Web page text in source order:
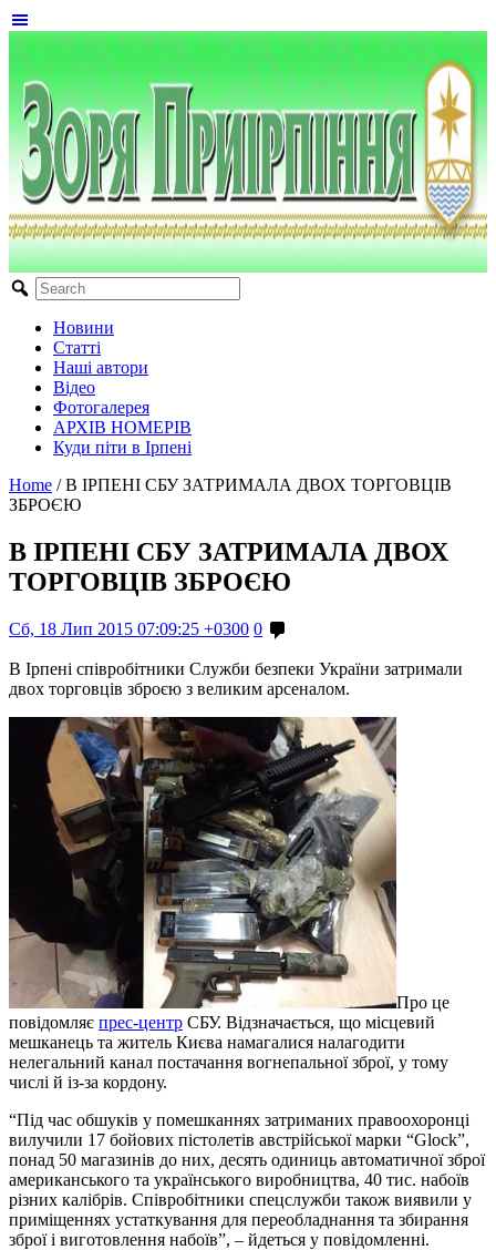
Новини
Статті
Наші автори
Відео
Фотогалерея
АРХІВ НОМЕРІВ
Куди піти в Ірпені
Home / В ІРПЕНІ СБУ ЗАТРИМАЛА ДВОХ ТОРГОВЦІВ
ЗБРОЄЮ
В ІРПЕНІ СБУ ЗАТРИМАЛА ДВОХ
ТОРГОВЦІВ ЗБРОЄЮ
Сб, 18 Лип 2015 07:09:25 +0300 0
В Ірпені співробітники Служби безпеки України затримали
двох торговців зброєю з великим арсеналом.
Про це
повідомляє прес-центр СБУ. Відзначається, що місцевий
мешканець та житель Києва намагалися налагодити
нелегальний канал постачання вогнепальної зброї, у тому
числі й із-за кордону.
“Під час обшуків у помешканнях затриманих правоохоронці
вилучили 17 бойових пістолетів австрійської марки “Glock”,
понад 50 магазинів до них, десять одиниць автоматичної зброї
американського та українського виробництва, 40 тис. набоїв
різних калібрів. Співробітники спецслужби також виявили у
приміщеннях устаткування для переобладнання та збирання
зброї і виготовлення набоїв”, – йдеться у повідомленні.